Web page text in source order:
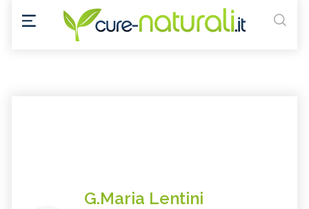
G.Maria Lentini